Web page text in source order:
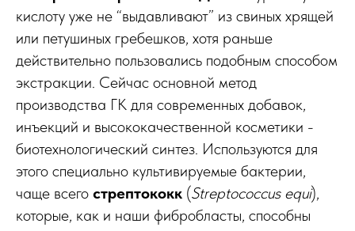
кислоту уже не “выдавливают” из свиных хрящей
или петушиных гребешков, хотя раньше
действительно пользовались подобным способом
экстракции. Сейчас основной метод
производства ГК для современных добавок,
инъекций и высококачественной косметики -
биотехнологический синтез. Используются для
этого специально культивируемые бактерии,
чаще всего стрептококк (Streptococcus equi),
которые, как и наши фибробласты, способны